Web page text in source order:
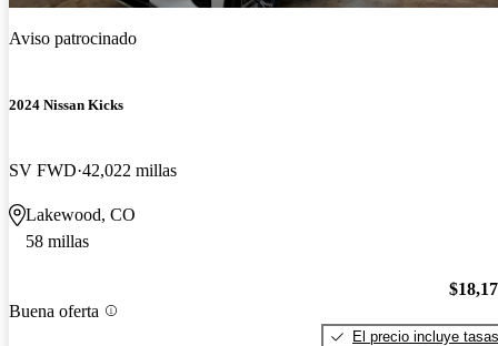
Aviso patrocinado
2024 Nissan Kicks
SV FWD 42,022 millas
Lakewood, CO
58 millas
Buena oferta
El precio incluye tasas